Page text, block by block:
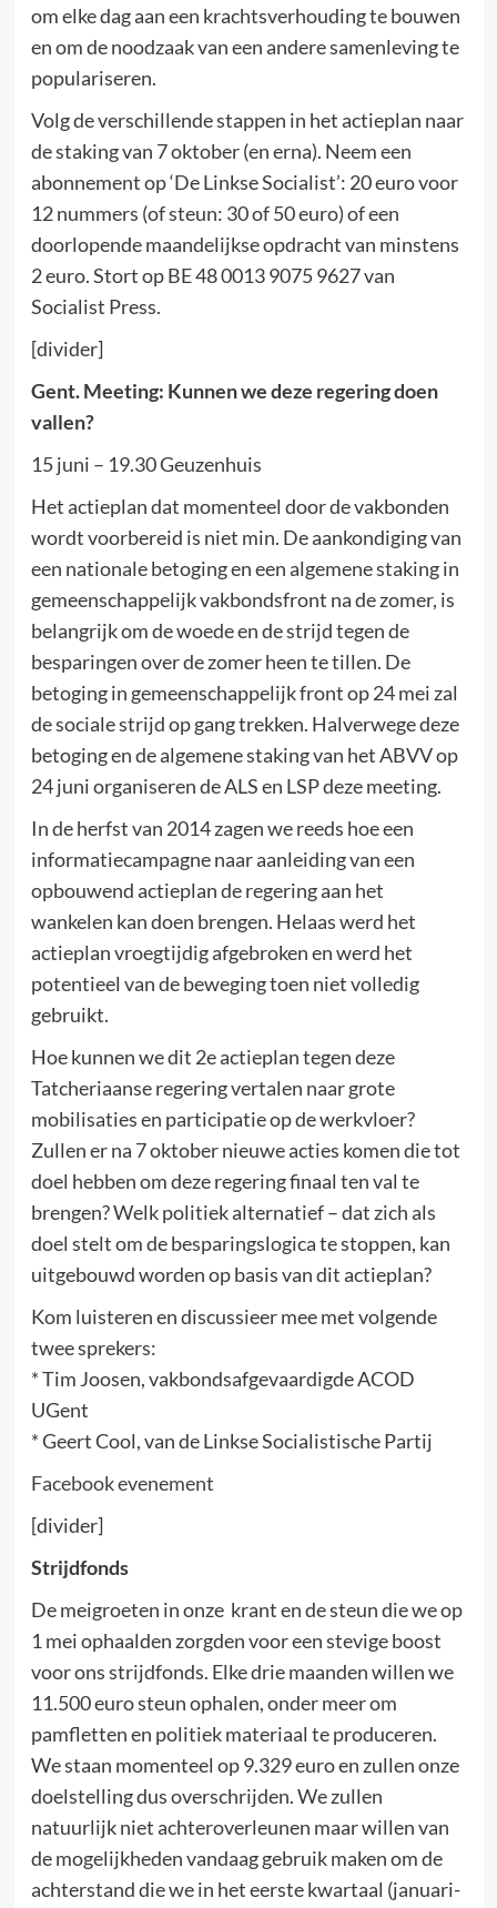
om elke dag aan een krachtsverhouding te bouwen
en om de noodzaak van een andere samenleving te
populariseren.
Volg de verschillende stappen in het actieplan naar
de staking van 7 oktober (en erna). Neem een
abonnement op ‘De Linkse Socialist’: 20 euro voor
12 nummers (of steun: 30 of 50 euro) of een
doorlopende maandelijkse opdracht van minstens
2 euro. Stort op BE 48 0013 9075 9627 van
Socialist Press.
[divider]
Gent. Meeting: Kunnen we deze regering doen
vallen?
15 juni – 19.30 Geuzenhuis
Het actieplan dat momenteel door de vakbonden
wordt voorbereid is niet min. De aankondiging van
een nationale betoging en een algemene staking in
gemeenschappelijk vakbondsfront na de zomer, is
belangrijk om de woede en de strijd tegen de
besparingen over de zomer heen te tillen. De
betoging in gemeenschappelijk front op 24 mei zal
de sociale strijd op gang trekken. Halverwege deze
betoging en de algemene staking van het ABVV op
24 juni organiseren de ALS en LSP deze meeting.
In de herfst van 2014 zagen we reeds hoe een
informatiecampagne naar aanleiding van een
opbouwend actieplan de regering aan het
wankelen kan doen brengen. Helaas werd het
actieplan vroegtijdig afgebroken en werd het
potentieel van de beweging toen niet volledig
gebruikt.
Hoe kunnen we dit 2e actieplan tegen deze
Tatcheriaanse regering vertalen naar grote
mobilisaties en participatie op de werkvloer?
Zullen er na 7 oktober nieuwe acties komen die tot
doel hebben om deze regering finaal ten val te
brengen? Welk politiek alternatief – dat zich als
doel stelt om de besparingslogica te stoppen, kan
uitgebouwd worden op basis van dit actieplan?
Kom luisteren en discussieer mee met volgende
twee sprekers:
* Tim Joosen, vakbondsafgevaardigde ACOD
UGent
* Geert Cool, van de Linkse Socialistische Partij
Facebook evenement
[divider]
Strijdfonds
De meigroeten in onze krant en de steun die we op
1 mei ophaalden zorgden voor een stevige boost
voor ons strijdfonds. Elke drie maanden willen we
11.500 euro steun ophalen, onder meer om
pamfletten en politiek materiaal te produceren.
We staan momenteel op 9.329 euro en zullen onze
doelstelling dus overschrijden. We zullen
natuurlijk niet achteroverleunen maar willen van
de mogelijkheden vandaag gebruik maken om de
achterstand die we in het eerste kwartaal (januari-